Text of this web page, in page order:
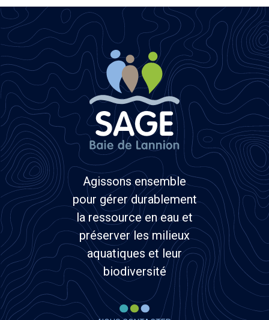
Agissons ensemble
pour gérer durablement
la ressource en eau et
préserver les milieux
aquatiques et leur
biodiversité